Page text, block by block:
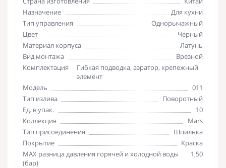
Назначение
Для кухни
Тип управления
Однорычажный
Цвет
Черный
Материал корпуса
Латунь
Вид монтажа
Врезной
Комплектация
Гибкая подводка, аэратор, крепежный
элемент
Модель
011
Тип излива
Поворотный
Ед. в упак.
10
Коллекция
Mars
Тип присоединения
Шпилька
Покрытие
Краска
MAX разница давления горячей и холодной воды
(бар)
1,50